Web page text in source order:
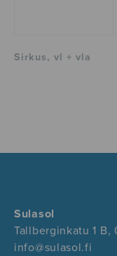
Sirkus, vl + vla
Sulasol
Tallberginkatu 1 B,
info@sulasol.fi